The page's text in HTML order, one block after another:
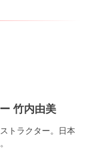
竹内由美
トラクター。日本